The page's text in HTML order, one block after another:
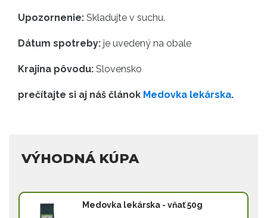
Upozornenie: Skladujte v suchu.
Dátum spotreby: je uvedený na obale
Krajina pôvodu: Slovensko
prečítajte si aj náš článok Medovka lekárska.
VÝHODNÁ KÚPA
Medovka lekárska - vňať 50g